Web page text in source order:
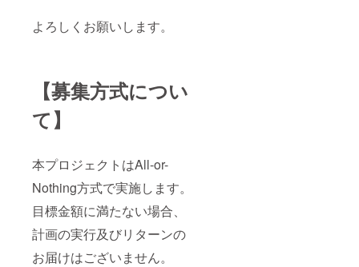
よろしくお願いします。
【募集方式につい
て】
本プロジェクトはAll-or-
Nothing方式で実施します。
目標金額に満たない場合、
計画の実行及びリターンの
お届けはございません。